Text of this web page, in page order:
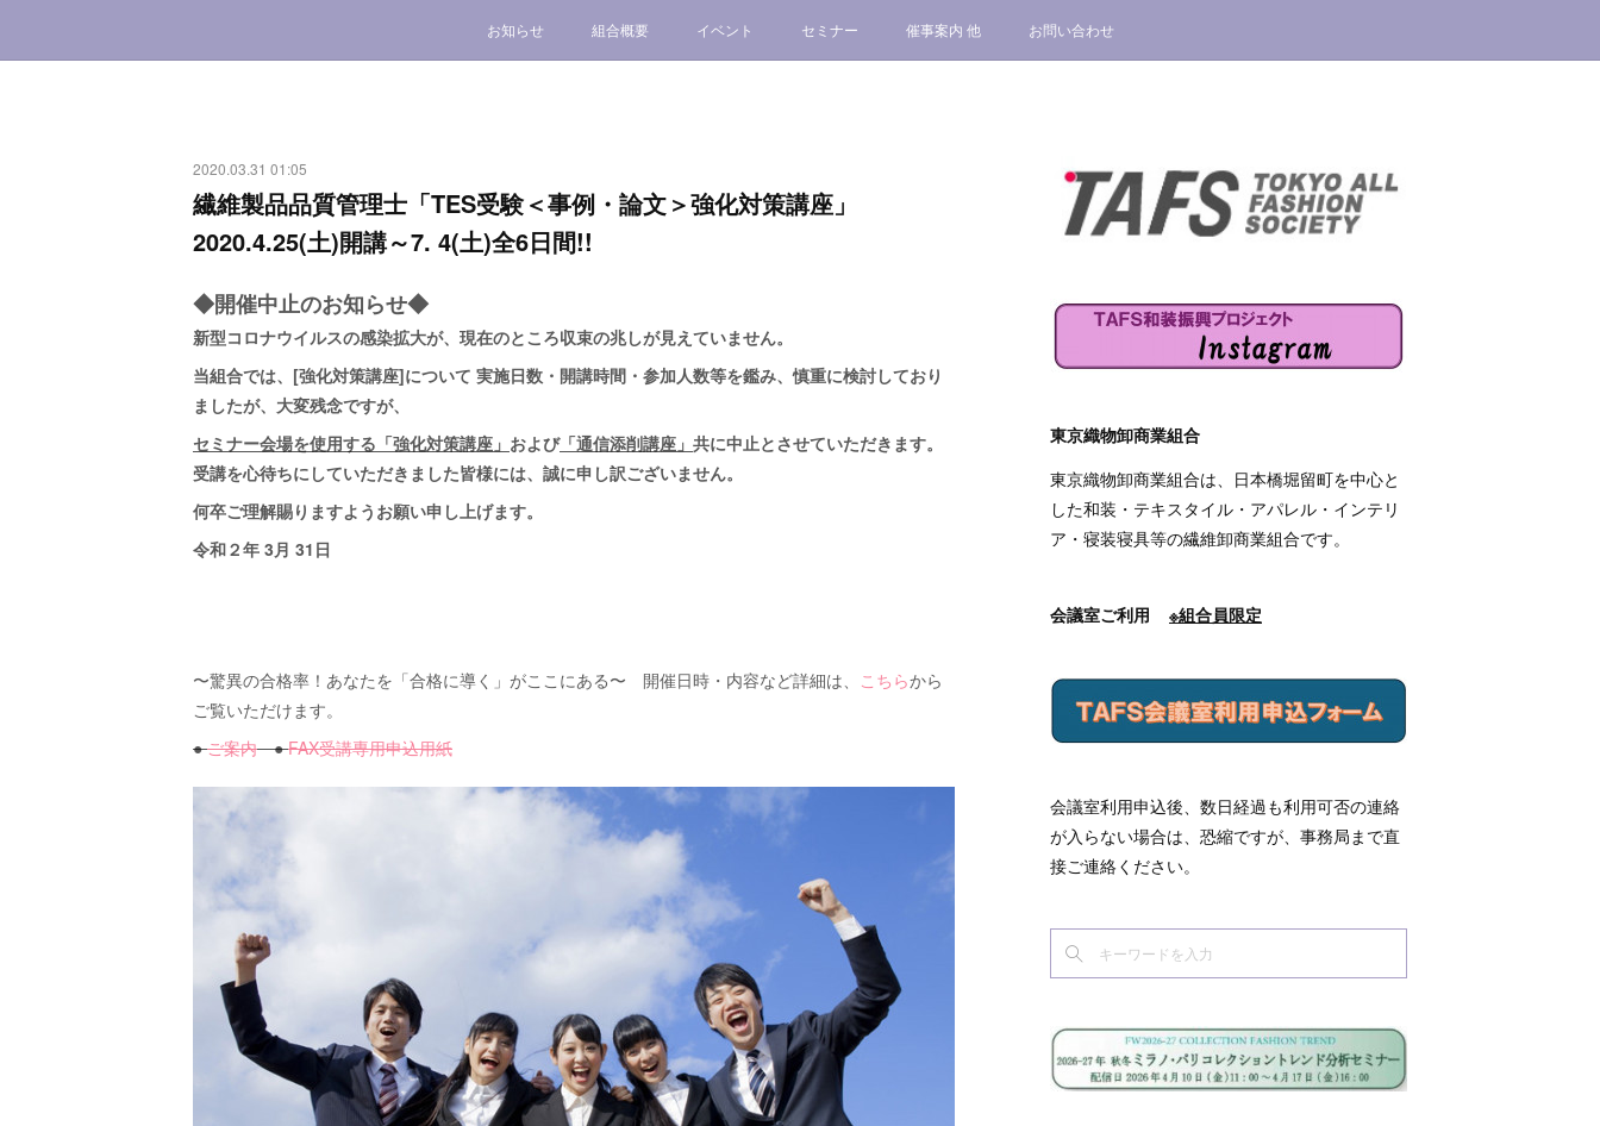
お知らせ 組合概要 イベント セミナー 催事案内 他 お問い合わせ
2020.03.31 01:05
繊維製品品質管理士「TES受験＜事例・論文＞強化対策講座」
2020.4.25(土)開講～7. 4(土)全6日間!!
◆開催中止のお知らせ◆
新型コロナウイルスの感染拡大が、現在のところ収束の兆しが見えていません。
当組合では、[強化対策講座]について 実施日数・開講時間・参加人数等を鑑み、慎重に検討しており
ましたが、大変残念ですが、
セミナー会場を使用する 「強化対策講座」 および「通信添削講座」 共に中止とさせていただきます。
受講を心待ちにしていただきました皆様には、誠に申し訳ございません。
何卒ご理解賜りますようお願い申し上げます。
令和２年 3月 31日
〜驚異の合格率！あなたを「合格に導く」がここにある〜 開催日時・内容など詳細は、 こちらから
ご覧いただけます。
●ご案内●FAX受講専用申込用紙
東京織物卸商業組合
東京織物卸商業組合は、日本橋堀留町を中心と
した和装・テキスタイル・アパレル・インテリ
ア・寝装寝具等の繊維卸商業組合です。
会議室ご利用 ※組合員限定
会議室利用申込後、数日経過も利用可否の連絡
が入らない場合は、恐縮ですが、事務局まで直
接ご連絡ください。